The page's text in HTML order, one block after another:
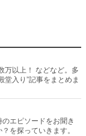
万以上！ などなど。多
堂入り”記事をまとめま
エピソードをお聞き
を探っていきます。